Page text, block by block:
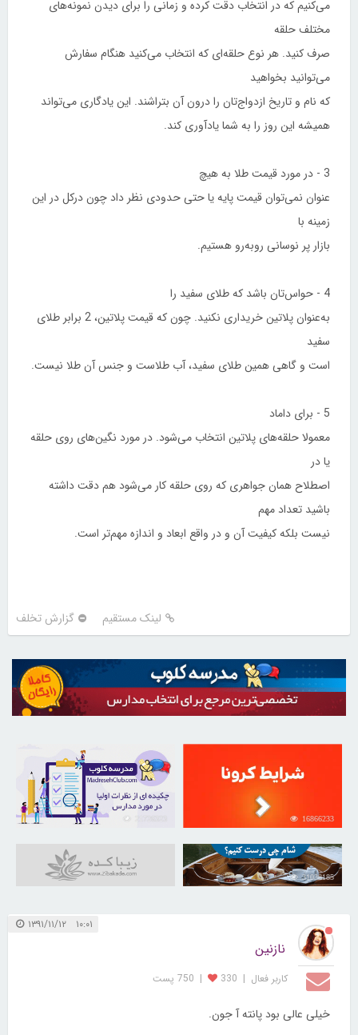
می‌كنیم كه در انتخاب دقت كرده و زمانی را برای دیدن نمونه‌های
مختلف حلقه
صرف كنید. هر نوع حلقه‌ای كه انتخاب می‌كنید هنگام سفارش
می‌توانید بخواهید
كه نام و تاریخ ازدواج‌تان را درون آن بتراشند. این یادگاری می‌تواند
همیشه این روز را به شما یادآوری كند.
3 - در مورد قیمت طلا به هیچ
عنوان نمی‌توان قیمت پایه یا حتی حدودی نظر داد چون دركل در این
زمینه با
بازار پر نوسانی روبه‌رو هستیم.
4 - حواس‌تان باشد كه طلای سفید را
به‌عنوان پلاتین خریداری نكنید. چون كه قیمت پلاتین‌، 2 برابر طلای
سفید
است و گاهی همین طلای سفید، آب طلاست و جنس آن طلا نیست.
5 - برای داماد
معمولا حلقه‌های پلاتین انتخاب می‌شود. در مورد نگین‌های روی حلقه
یا در
اصطلاح همان جواهری كه روی حلقه كار می‌شود هم دقت داشته
باشید تعداد مهم
نیست بلكه كیفیت آن و در واقع ابعاد و اندازه مهم‌تر است.
لینک مستقیم گزارش تخلف
16866233
31038185
۱۰:۰۱ ۱۳۹۱/۱۱/۱۲
نازنین
کاربر فعال |
330
| 750 پست
خیلی عالی بود پانته آ جون.